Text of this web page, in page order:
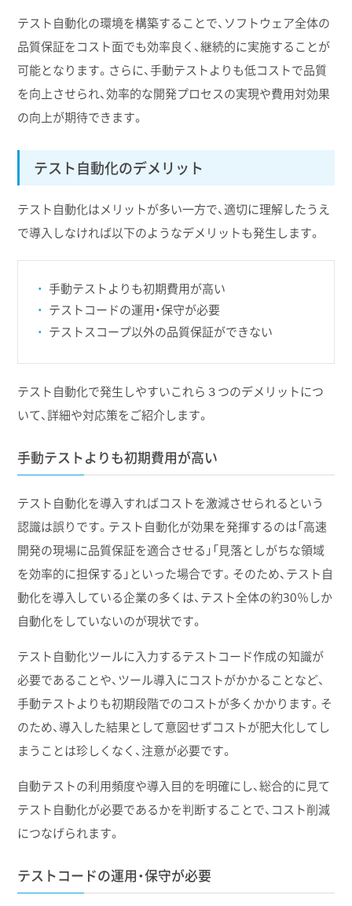
テスト自動化の環境を構築することで、ソフトウェア全体の
品質保証をコスト面でも効率良く、継続的に実施することが
可能となります。さらに、手動テストよりも低コストで品質
を向上させられ、効率的な開発プロセスの実現や費用対効果
の向上が期待できます。
テスト自動化のデメリット
テスト自動化はメリットが多い一方で、適切に理解したうえ
で導入しなければ以下のようなデメリットも発生します。
手動テストよりも初期費用が高い
テストコードの運用・保守が必要
テストスコープ以外の品質保証ができない
テスト自動化で発生しやすいこれら３つのデメリットにつ
いて、詳細や対応策をご紹介します。
手動テストよりも初期費用が高い
テスト自動化を導入すればコストを激減させられるという
認識は誤りです。テスト自動化が効果を発揮するのは「高速
開発の現場に品質保証を適合させる」「見落としがちな領域
を効率的に担保する」といった場合です。そのため、テスト自
動化を導入している企業の多くは、テスト全体の約30％しか
自動化をしていないのが現状です。
テスト自動化ツールに入力するテストコード作成の知識が
必要であることや、ツール導入にコストがかかることなど、
手動テストよりも初期段階でのコストが多くかかります。そ
のため、導入した結果として意図せずコストが肥大化してし
まうことは珍しくなく、注意が必要です。
自動テストの利用頻度や導入目的を明確にし、総合的に見て
テスト自動化が必要であるかを判断することで、コスト削減
につなげられます。
テストコードの運用・保守が必要